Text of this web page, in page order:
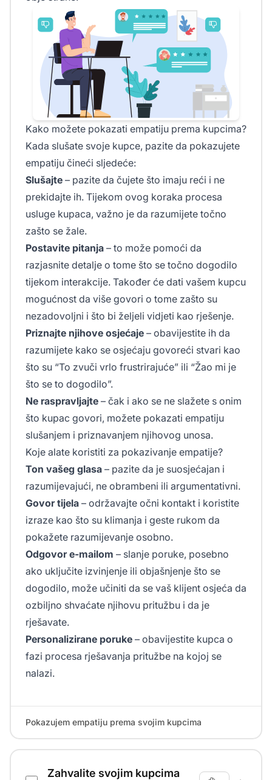
Kako možete pokazati empatiju prema kupcima?
Kada slušate svoje kupce, pazite da pokazujete
empatiju čineći sljedeće:
Slušajte – pazite da čujete što imaju reći i ne
prekidajte ih. Tijekom ovog koraka procesa
usluge kupaca, važno je da razumijete točno
zašto se žale.
Postavite pitanja – to može pomoći da
razjasnite detalje o tome što se točno dogodilo
tijekom interakcije. Također će dati vašem kupcu
mogućnost da više govori o tome zašto su
nezadovoljni i što bi željeli vidjeti kao rješenje.
Priznajte njihove osjećaje – obavijestite ih da
razumijete kako se osjećaju govoreći stvari kao
što su “To zvuči vrlo frustrirajuće” ili “Žao mi je
što se to dogodilo”.
Ne raspravljajte – čak i ako se ne slažete s onim
što kupac govori, možete pokazati empatiju
slušanjem i priznavanjem njihovog unosa.
Koje alate koristiti za pokazivanje empatije?
Ton vašeg glasa – pazite da je suosjećajan i
razumijevajući, ne obrambeni ili argumentativni.
Govor tijela – održavajte očni kontakt i koristite
izraze kao što su klimanja i geste rukom da
pokažete razumijevanje osobno.
Odgovor e-mailom – slanje poruke, posebno
ako uključite izvinjenje ili objašnjenje što se
dogodilo, može učiniti da se vaš klijent osjeća da
ozbiljno shvaćate njihovu pritužbu i da je
rješavate.
Personalizirane poruke – obavijestite kupca o
fazi procesa rješavanja pritužbe na kojoj se
nalazi.
Pokazujem empatiju prema svojim kupcima
Zahvalite svojim kupcima